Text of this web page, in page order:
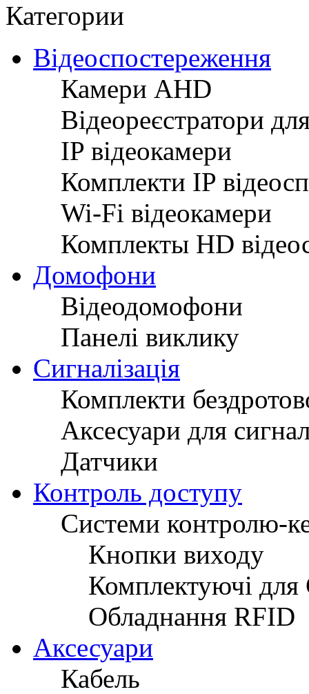
Категории
Відеоспостереження
Камери AHD
Відеореєстратори
IP відеокамери
Комплекти IP
Wi-Fi відеокамери
Комплекты HD
Домофони
Відеодомофони
Панелі виклику
Сигналізація
Комплекти
Аксесуари для
Датчики
Контроль доступу
Системи контролю-
Кнопки виходу
Комплектуючі
Обладнання RFID
Аксесуари
Кабель